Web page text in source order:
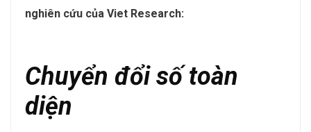
nghiên cứu của Viet Research:
Chuyển đổi số toàn
diện